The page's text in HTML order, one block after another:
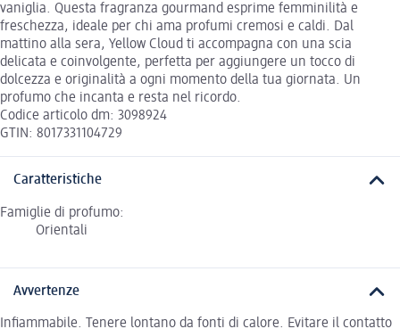
vaniglia. Questa fragranza gourmand esprime femminilità e
freschezza, ideale per chi ama profumi cremosi e caldi. Dal
mattino alla sera, Yellow Cloud ti accompagna con una scia
delicata e coinvolgente, perfetta per aggiungere un tocco di
dolcezza e originalità a ogni momento della tua giornata. Un
profumo che incanta e resta nel ricordo.
Codice articolo dm: 3098924
GTIN: 8017331104729
Caratteristiche
Famiglie di profumo:
Orientali
Avvertenze
Infiammabile. Tenere lontano da fonti di calore. Evitare il contatto